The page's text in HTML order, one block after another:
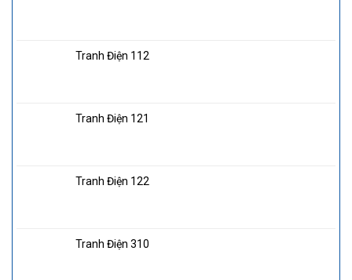
Tranh Điện 112
Tranh Điện 121
Tranh Điện 122
Tranh Điện 310